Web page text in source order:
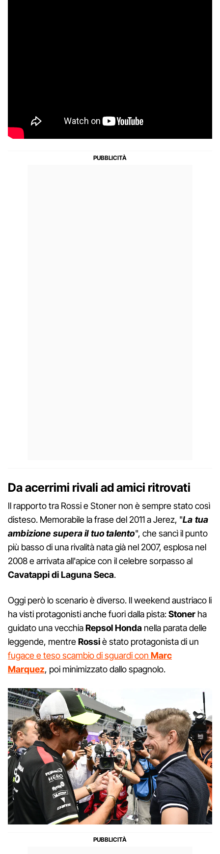
Da acerrimi rivali ad amici ritrovati
Il rapporto tra Rossi e Stoner non è sempre stato così
disteso. Memorabile la frase del 2011 a Jerez, "La tua
ambizione supera il tuo talento", che sancì il punto
più basso di una rivalità nata già nel 2007, esplosa nel
2008 e arrivata all'apice con il celebre sorpasso al
Cavatappi di Laguna Seca.
Oggi però lo scenario è diverso. Il weekend austriaco li
ha visti protagonisti anche fuori dalla pista:Stoner ha
guidato una vecchiaRepsol Honda nella parata delle
leggende, mentreRossiè stato protagonista di un
fugace e teso scambio di sguardi con Marc
Marquez, poi minimizzato dallo spagnolo.